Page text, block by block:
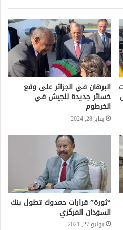
البرهان في الجزائر على وقع
خسائر جديدة للجيش في
الخرطوم
يناير 28, 2024
“ثورة” قرارات حمدوك تطول بنك
السودان المركزي
يوليو 27, 2021